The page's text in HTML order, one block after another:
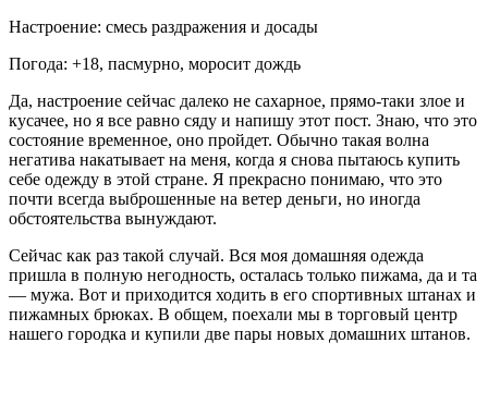
Настроение: смесь раздражения и досады
Погода: +18, пасмурно, моросит дождь
Да, настроение сейчас далеко не сахарное, прямо-таки злое и
кусачее, но я все равно сяду и напишу этот пост. Знаю, что это
состояние временное, оно пройдет. Обычно такая волна
негатива накатывает на меня, когда я снова пытаюсь купить
себе одежду в этой стране. Я прекрасно понимаю, что это
почти всегда выброшенные на ветер деньги, но иногда
обстоятельства вынуждают.
Сейчас как раз такой случай. Вся моя домашняя одежда
пришла в полную негодность, осталась только пижама, да и та
— мужа. Вот и приходится ходить в его спортивных штанах и
пижамных брюках. В общем, поехали мы в торговый центр
нашего городка и купили две пары новых домашних штанов.